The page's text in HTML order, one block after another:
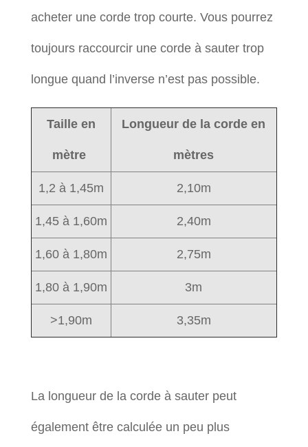
acheter une corde trop courte. Vous pourrez
toujours raccourcir une corde à sauter trop
longue quand l’inverse n’est pas possible.
Taille en
mètre
Longueur de la corde en
mètres
1,2 à 1,45m 2,10m
1,45 à 1,60m 2,40m
1,60 à 1,80m 2,75m
1,80 à 1,90m 3m
>1,90m 3,35m
La longueur de la corde à sauter peut
également être calculée un peu plus